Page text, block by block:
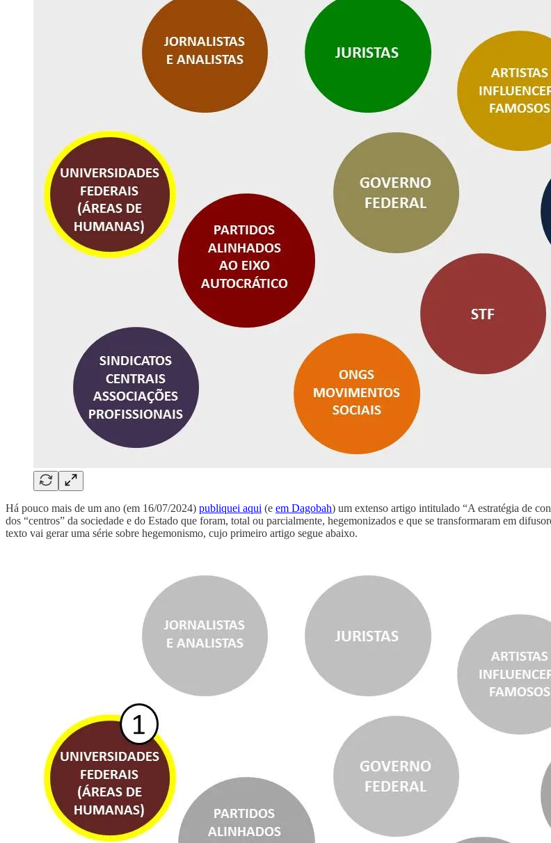
Há pouco mais de um ano (em 16/07/2024) publiquei aqui (e em Dagobah) um extenso artigo intitulado “A estratégia de
dos “centros” da sociedade e do Estado que foram, total ou parcialmente, hegemonizados e que se transformaram em
texto vai gerar uma série sobre hegemonismo, cujo primeiro artigo segue abaixo.